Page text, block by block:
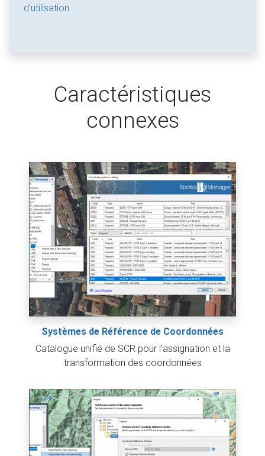
d'utilisation
Caractéristiques
connexes
Systèmes de Référence de Coordonnées
Catalogue unifié de SCR pour l’assignation et la
transformation des coordonnées